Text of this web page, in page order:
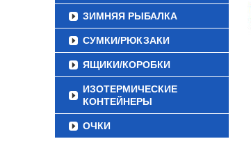
ЗИМНЯЯ РЫБАЛКА
СУМКИ/РЮКЗАКИ
ЯЩИКИ/КОРОБКИ
ИЗОТЕРМИЧЕСКИЕ
КОНТЕЙНЕРЫ
ОЧКИ